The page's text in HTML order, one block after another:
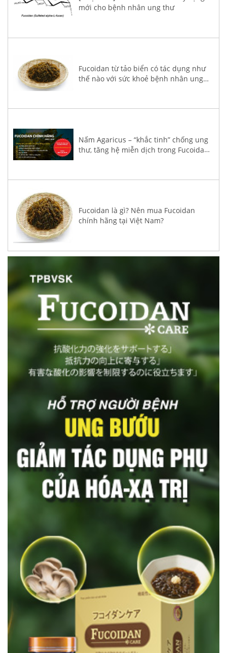
mới cho bệnh nhân ung thư
Fucoidan từ tảo biển có tác dụng như
thế nào với sức khoẻ bệnh nhân ung
Nấm Agaricus – “khắc tinh” chống ung
thư, tăng hệ miễn dịch trong Fucoidan
Fucoidan là gì? Nên mua Fucoidan
chính hãng tại Việt Nam?